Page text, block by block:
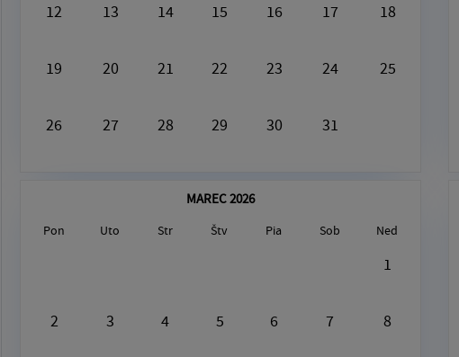
12 13 14 15 16 17 18
19 20 21 22 23 24 25
26 27 28 29 30 31
MAREC 2026
Pon Uto Str Štv Pia Sob Ned
1
2 3 4 5 6 7 8